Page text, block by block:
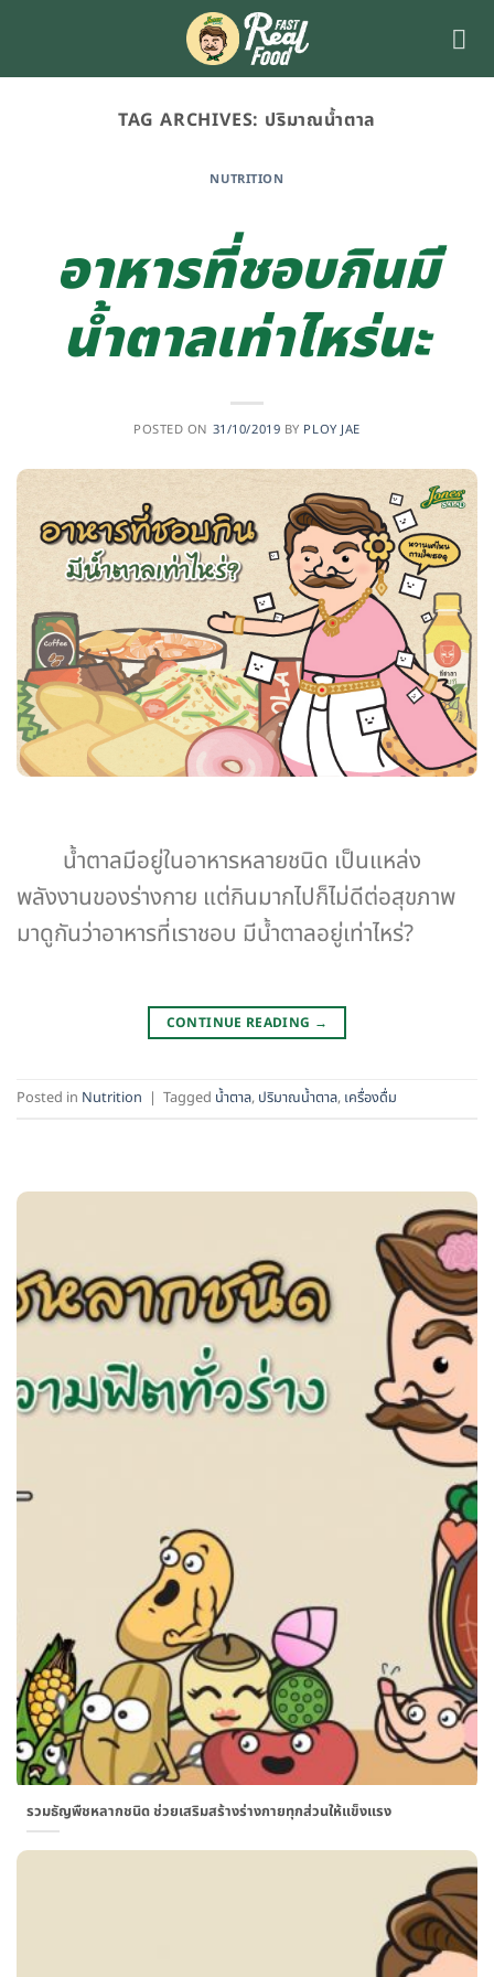
TAG ARCHIVES: ปริมาณน้ำตาล
NUTRITION
อาหารที่ชอบกินมี
น้ำตาลเท่าไหร่นะ
POSTED ON 31/10/2019 BY PLOY JAE
น้ำตาลมีอยู่ในอาหารหลายชนิด เป็นแหล่ง
พลังงานของร่างกาย แต่กินมากไปก็ไม่ดีต่อสุขภาพ
มาดูกันว่าอาหารที่เราชอบ มีน้ำตาลอยู่เท่าไหร่?
CONTINUE READING →
Posted in Nutrition | Tagged น้ำตาล, ปริมาณน้ำตาล, เครื่องดื่ม
รวมธัญพืชหลากชนิด ช่วยเสริมสร้างร่างกายทุกส่วนให้แข็งแรง